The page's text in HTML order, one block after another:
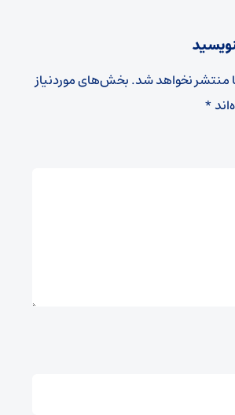
منتشر نخواهد شد.بخش‌های موردنیاز
*